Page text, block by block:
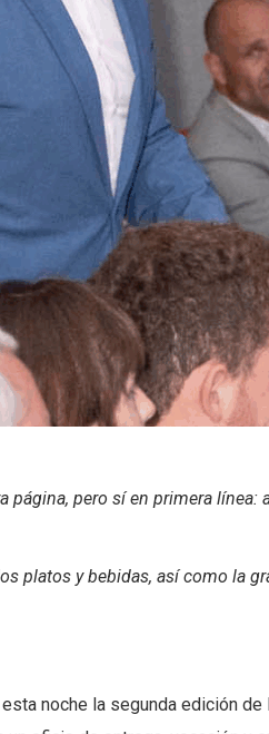
pero sí en primera
platos y bebidas, así como la
noche la segunda edición de